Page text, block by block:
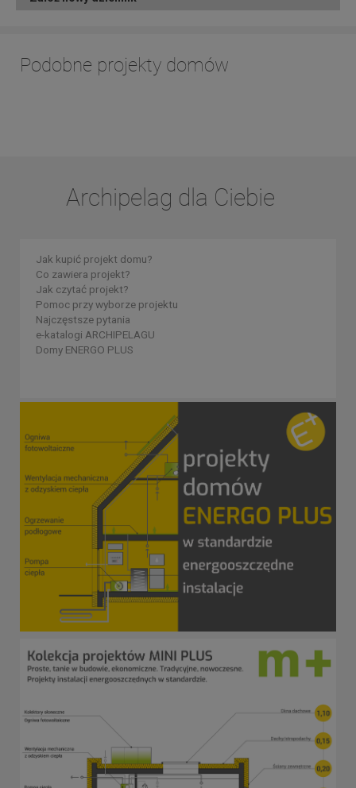
Podobne projekty domów
Archipelag dla Ciebie
Jak kupić projekt domu?
Co zawiera projekt?
Jak czytać projekt?
Pomoc przy wyborze projektu
Najczęstsze pytania
e-katalogi ARCHIPELAGU
Domy ENERGO PLUS